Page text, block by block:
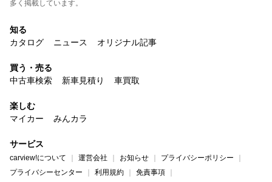
多く掲載しています。
知る
カタログ
ニュース オリジナル記事
買う・売る
中古車検索
新車見積り 車買取
楽しむ
マイカー
みんカラ
サービス
carview!について 運営会社 お知らせ
プライバシーポリシー
プライバシーセンター
利用規約
免責事項